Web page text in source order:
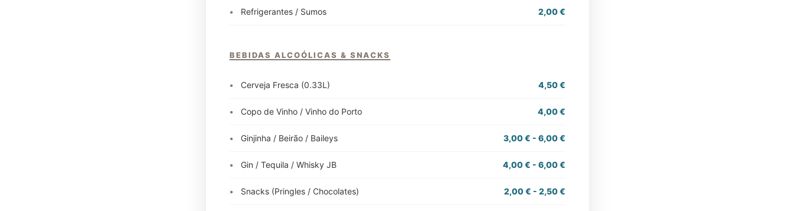
• Refrigerantes / Sumos 2,00 €
BEBIDAS ALCOÓLICAS & SNACKS
• Cerveja Fresca (0.33L) 4,50 €
• Copo de Vinho / Vinho do Porto 4,00 €
• Ginjinha / Beirão / Baileys 3,00 € - 6,00 €
• Gin / Tequila / Whisky JB 4,00 € - 6,00 €
• Snacks (Pringles / Chocolates) 2,00 € - 2,50 €